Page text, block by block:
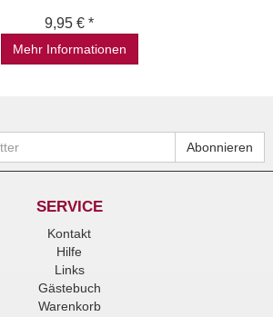
9,95 € *
Mehr Informationen
Abonnieren
SERVICE
Kontakt
Hilfe
Links
Gästebuch
Warenkorb